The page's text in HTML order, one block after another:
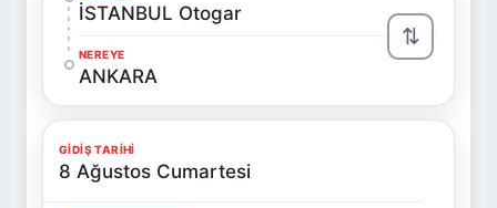
İSTANBUL Otogar
NEREYE
ANKARA
⇅
GIDIŞ TARIHI
8 Ağustos Cumartesi